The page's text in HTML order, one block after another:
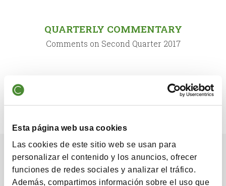
Esta página web usa cookies
Las cookies de este sitio web se usan para
personalizar el contenido y los anuncios, ofrecer
funciones de redes sociales y analizar el tráfico.
Además, compartimos información sobre el uso que
QUARTERLY COMMENTARY
Comments on Second Quarter 2017
QUARTERLY COMMENTARY
Our followers